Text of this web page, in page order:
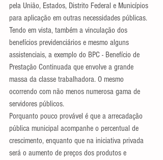
pela União, Estados, Distrito Federal e Municípios
para aplicação em outras necessidades públicas.
Tendo em vista, também a vinculação dos
benefícios previdenciários e mesmo alguns
assistenciais, a exemplo do BPC - Benefício de
Prestação Continuada que envolve a grande
massa da classe trabalhadora. O mesmo
ocorrendo com não menos numerosa gama de
servidores públicos.
Porquanto pouco provável é que a arrecadação
pública municipal acompanhe o percentual de
crescimento, enquanto que na iniciativa privada
será o aumento de preços dos produtos e